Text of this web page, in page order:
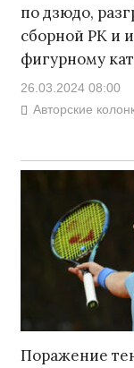
по дзюдо,
сборной РК и
фигурному
26.03.2024 08:00
Авторские
Поражение